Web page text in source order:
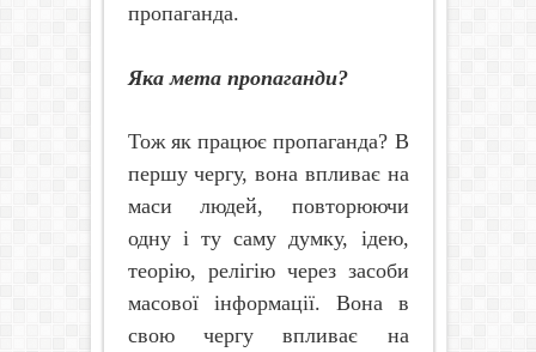
пропаганда.
Яка мета пропаганди?
Тож як працює пропаганда? В
першу чергу, вона впливає на
маси людей, повторюючи
одну і ту саму думку, ідею,
теорію, релігію через засоби
масової інформації. Вона в
свою чергу впливає на